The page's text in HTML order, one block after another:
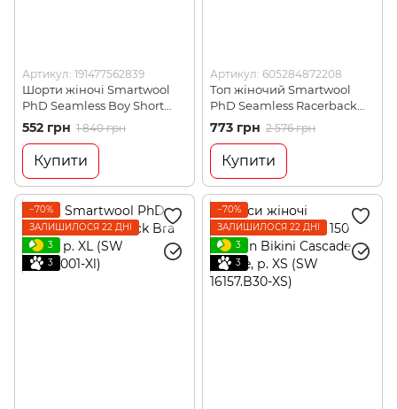
Артикул: 191477562839
Шорти жіночі Smartwool
PhD Seamless Boy Short
Black, р. XS (SW 16027.001-
552 грн 1 840 грн
Купити
Артикул: 605284872208
Топ жіночий Smartwool
PhD Seamless Racerback
Bra Black, р. S (SW
SO160.001-S)
773 грн 2 576 грн
Купити
−70%
ЗАЛИШИЛОСЯ 22 ДНІ
3
3
−70%
ЗАЛИШИЛОСЯ 22 ДНІ
3
3